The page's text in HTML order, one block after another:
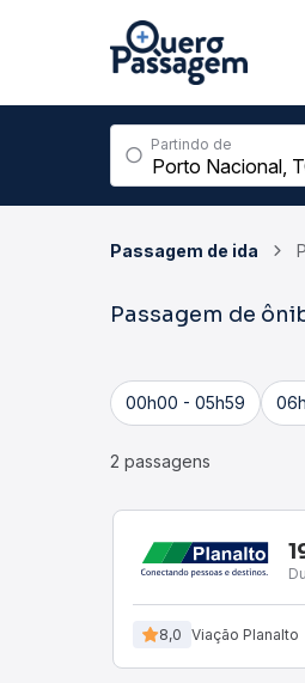
Partindo de
Passagem de ida
Passagem de
00h00 - 05h59
2 passagens
8,0 Viação Planalto